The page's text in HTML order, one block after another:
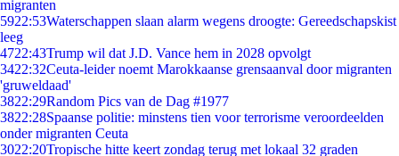
migranten
5922:53Waterschappen slaan alarm wegens droogte: Gereedschapskist
leeg
4722:43Trump wil dat J.D. Vance hem in 2028 opvolgt
3422:32Ceuta-leider noemt Marokkaanse grensaanval door migranten
'gruweldaad'
3822:29Random Pics van de Dag #1977
3822:28Spaanse politie: minstens tien voor terrorisme veroordeelden
onder migranten Ceuta
3022:20Tropische hitte keert zondag terug met lokaal 32 graden